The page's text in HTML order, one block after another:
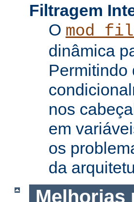
Filtragem
O
dinâmica
Permitindo
nos
em
os
da
Melhorias